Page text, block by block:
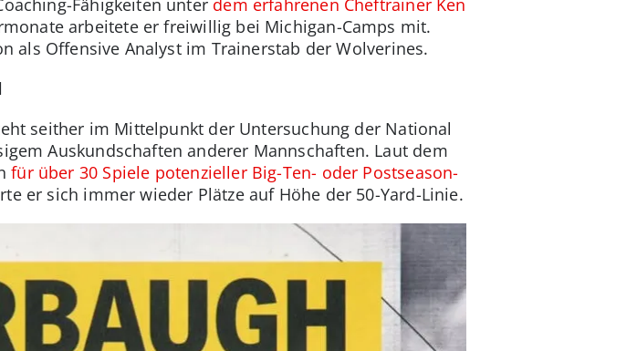
arbeitete er freiwillig bei Michigan-Camps mit.
als Offensive Analyst im Trainerstab der Wolverines.
seither im Mittelpunkt der Untersuchung der National
Auskundschaften anderer Mannschaften. Laut dem
für über 30 Spiele potenzieller Big-Ten- oder Postseason-
er sich immer wieder Plätze auf Höhe der 50-Yard-Linie.